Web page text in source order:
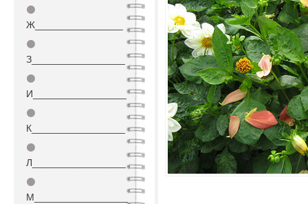
⚫
Ж________________
⚫
З_________________
⚫
И_________________
⚫
К_________________
⚫
Л_________________
⚫
М_________________